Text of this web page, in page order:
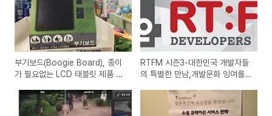
부기보드(Boogie Board), 종이
가 필요없는 LCD 태블릿 제품 매
RTFM 시즌3-대한민국 개발자들
의 특별한 만남,개발문화 잉여를